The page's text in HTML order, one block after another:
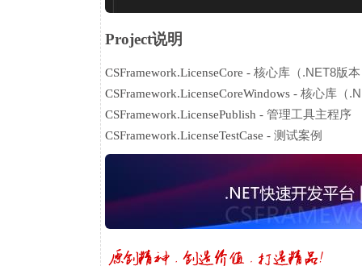
Project说明
CSFramework.LicenseCore - 核心库（.NET8版
CSFramework.LicenseCoreWindows - 核心库（
CSFramework.LicensePublish - 管理工具主程序
CSFramework.LicenseTestCase - 测试案例